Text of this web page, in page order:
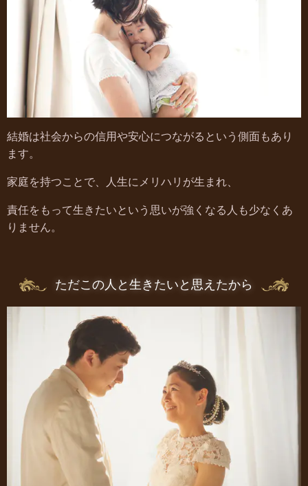
結婚は社会からの信用や安心につながるという側面もあり
ます。
家庭を持つことで、人生にメリハリが生まれ、
責任をもって生きたいという思いが強くなる人も少なくあ
りません。
ただこの人と生きたいと思えたから